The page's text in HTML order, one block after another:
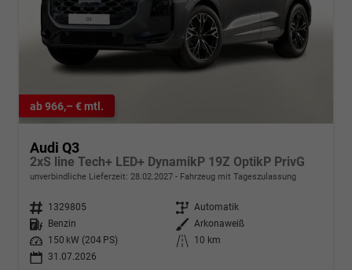
ab 966,– € mtl.
Audi Q3
2xS line Tech+ LED+ DynamikP 19Z OptikP PrivG
unverbindliche Lieferzeit: 28.02.2027 Fahrzeug mit Tageszulassung
Fahrzeugnr. 1329805 Getriebe Automatik
Kraftstoff
Benzin Außenfarbe Arkonaweiß
Leistung
150 kW (204 PS) Kilometerstand
10 km
31.07.2026